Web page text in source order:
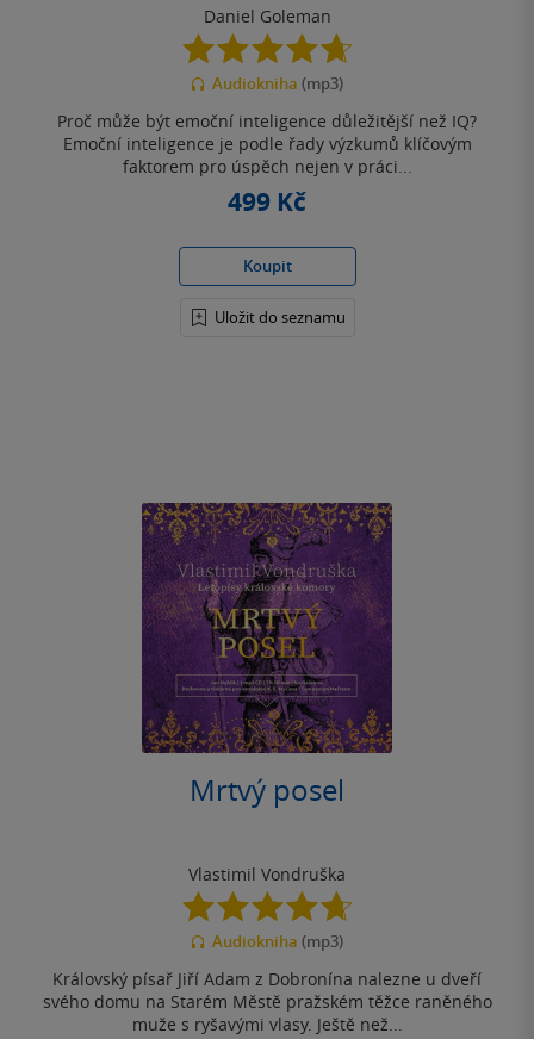
Daniel Goleman
4.7
z
5
Audiokniha (mp3)
Proč může být emoční inteligence důležitější než IQ?
Emoční inteligence je podle řady výzkumů klíčovým
faktorem pro úspěch nejen v práci...
499 Kč
Koupit
Uložit do seznamu
Mrtvý posel
Vlastimil Vondruška
4.7
z
5
Audiokniha (mp3)
Královský písař Jiří Adam z Dobronína nalezne u dveří
svého domu na Starém Městě pražském těžce raněného
muže s ryšavými vlasy. Ještě než...